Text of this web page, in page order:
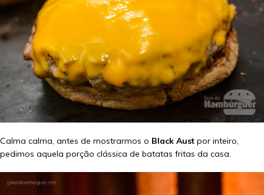
Calma calma, antes de mostrarmos o Black Aust por inteiro,
pedimos aquela porção clássica de batatas fritas da casa.